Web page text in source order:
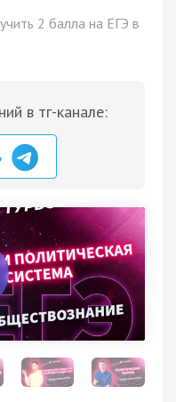
2 балла на ЕГЭ в
в тг-канале: